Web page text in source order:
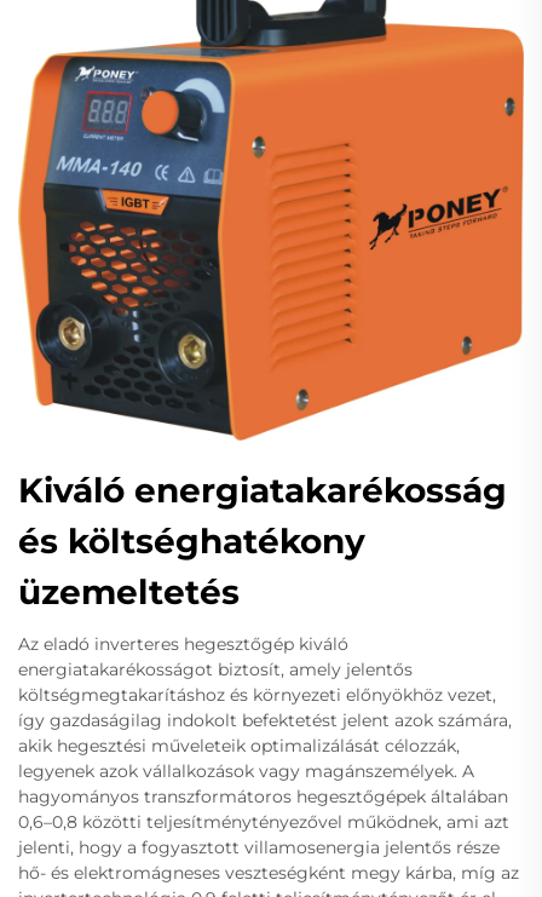
Kiváló energiatakarékosság
és költséghatékony
üzemeltetés
Az eladó inverteres hegesztőgép kiváló
energiatakarékosságot biztosít, amely jelentős
költségmegtakarításhoz és környezeti előnyökhöz vezet,
így gazdaságilag indokolt befektetést jelent azok számára,
akik hegesztési műveleteik optimalizálását célozzák,
legyenek azok vállalkozások vagy magánszemélyek. A
hagyományos transzformátoros hegesztőgépek általában
0,6–0,8 közötti teljesítménytényezővel működnek, ami azt
jelenti, hogy a fogyasztott villamosenergia jelentős része
hő- és elektromágneses veszteségként megy kárba, míg az